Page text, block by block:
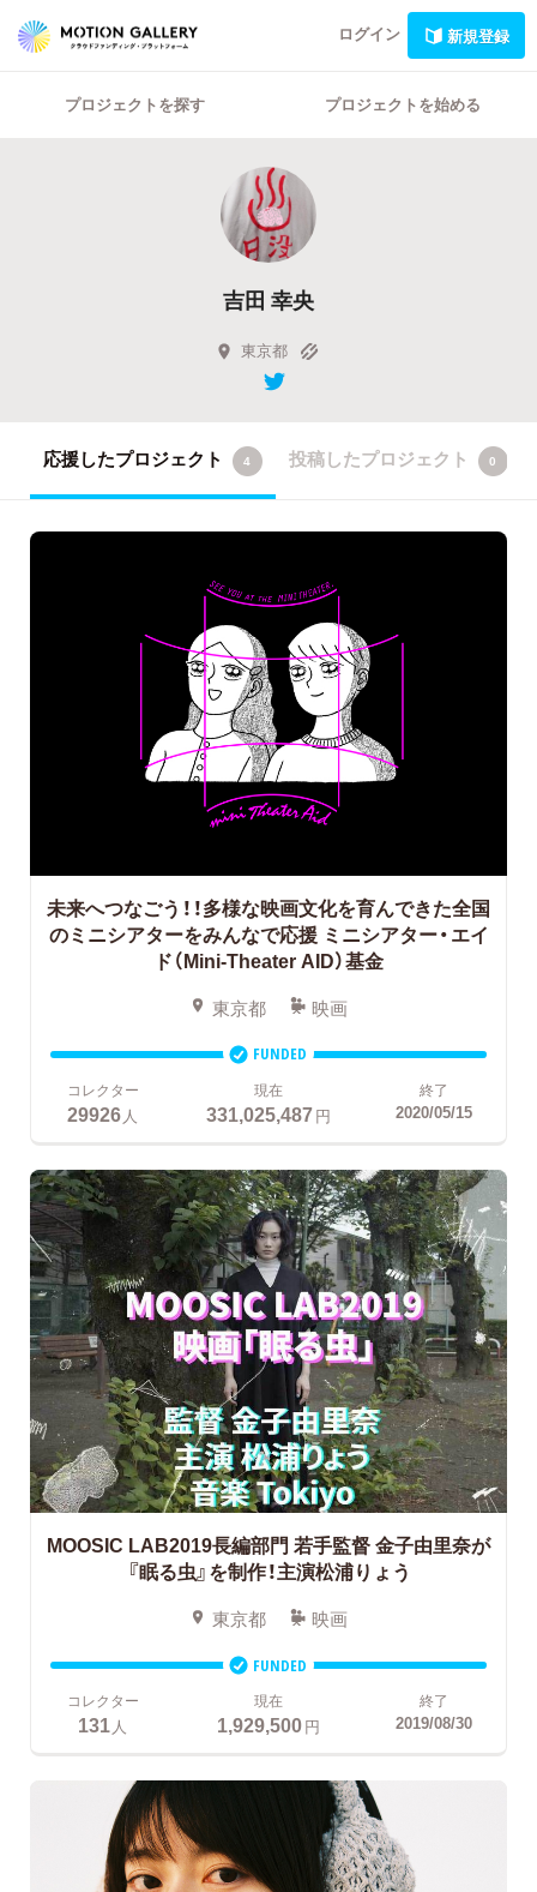
ログイン 新規登録
プロジェクトを探す プロジェクトを始める
吉田 幸央
東京都
応援したプロジェクト 4 投稿したプロジェクト 0
未来へつなごう！！多様な映画文化を育んできた全国
のミニシアターをみんなで応援ミニシアター・エイ
ド（Mini-Theater AID）基金
東京都 映画
FUNDED
コレクター
29926 人
現在
331,025,487円
終了
2020/05/15
MOOSIC LAB2019長編部門 若手監督 金子由里奈が
『眠る虫』を制作！主演松浦りょう
東京都 映画
FUNDED
コレクター
131人
現在
1,929,500円
終了
2019/08/30